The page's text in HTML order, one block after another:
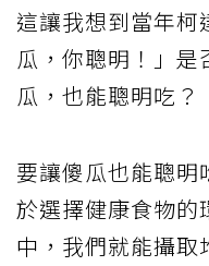
這讓我想到當年柯
瓜，你聰明！」是
瓜，也能聰明吃？
要讓傻瓜也能聰明
於選擇健康食物的
中，我們就能攝取